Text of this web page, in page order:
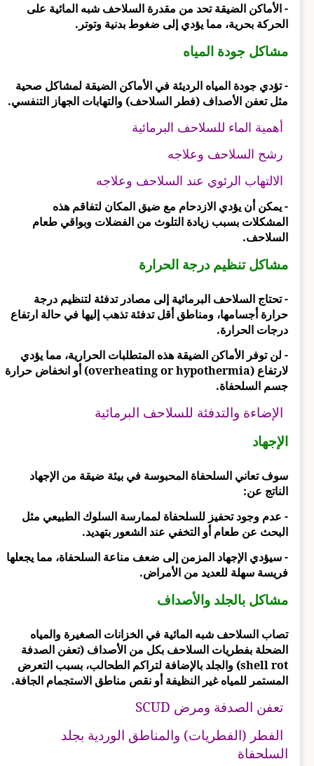
- الأماكن الضيقة تحد من مقدرة السلاحف شبه المائية على
الحركة بحرية، مما يؤدي إلى ضغوط بدنية وتوتر.
مشاكل جودة المياه
- تؤدي جودة المياه الرديئة في الأماكن الضيقة لمشاكل صحية
مثل تعفن الأصداف (فطر السلاحف) والتهابات الجهاز التنفسي.
أهمية الماء للسلاحف البرمائية
رشح السلاحف وعلاجه
الالتهاب الرئوي عند السلاحف وعلاجه
- يمكن أن يؤدي الازدحام مع ضيق المكان لتفاقم هذه
المشكلات بسبب زيادة التلوث من الفضلات وبواقي طعام
السلاحف.
مشاكل تنظيم درجة الحرارة
- تحتاج السلاحف البرمائية إلى مصادر تدفئة لتنظيم درجة
حرارة أجسامها، ومناطق أقل تدفئة تذهب إليها في حالة ارتفاع
درجات الحرارة.
- لن توفر الأماكن الضيقة هذه المتطلبات الحرارية، مما يؤدي
لارتفاع (overheating or hypothermia) أو انخفاض حرارة
جسم السلحفاة.
الإضاءة والتدفئة للسلاحف البرمائية
الإجهاد
سوف تعاني السلحفاة المحبوسة في بيئة ضيقة من الإجهاد
الناتج عن:
- عدم وجود تحفيز للسلحفاة لممارسة السلوك الطبيعي مثل
البحث عن طعام أو التخفي عند الشعور بتهديد.
- سيؤدي الإجهاد المزمن إلى ضعف مناعة السلحفاة، مما يجعلها
فريسة سهلة للعديد من الأمراض.
مشاكل بالجلد والأصداف
تصاب السلاحف شبه المائية في الخزانات الصغيرة والمياه
الضحلة بفطريات السلاحف بكل من الأصداف (تعفن الصدفة
shell rot) والجلد بالإضافة لتراكم الطحالب، بسبب التعرض
المستمر للمياه غير النظيفة أو نقص مناطق الاستجمام الجافة.
تعفن الصدفة ومرض SCUD
الفطر (الفطريات) والمناطق الوردية بجلد
السلحفاة